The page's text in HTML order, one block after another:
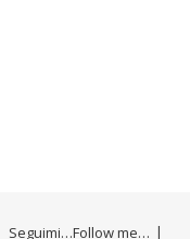
Seguimi…Follow me…